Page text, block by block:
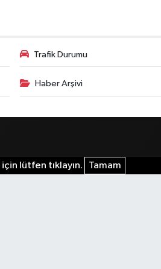
Trafik Durumu
Haber Arşivi
lütfen tıklayın. Tamam